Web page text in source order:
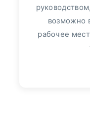
ВТБ24
Пресс-релизы
возможно
рабочее